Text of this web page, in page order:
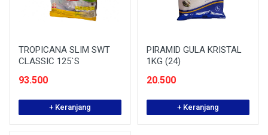
TROPICANA SLIM SWT
CLASSIC 125`S
93.500
+ Keranjang
PIRAMID GULA KRISTAL
1KG (24)
20.500
+ Keranjang